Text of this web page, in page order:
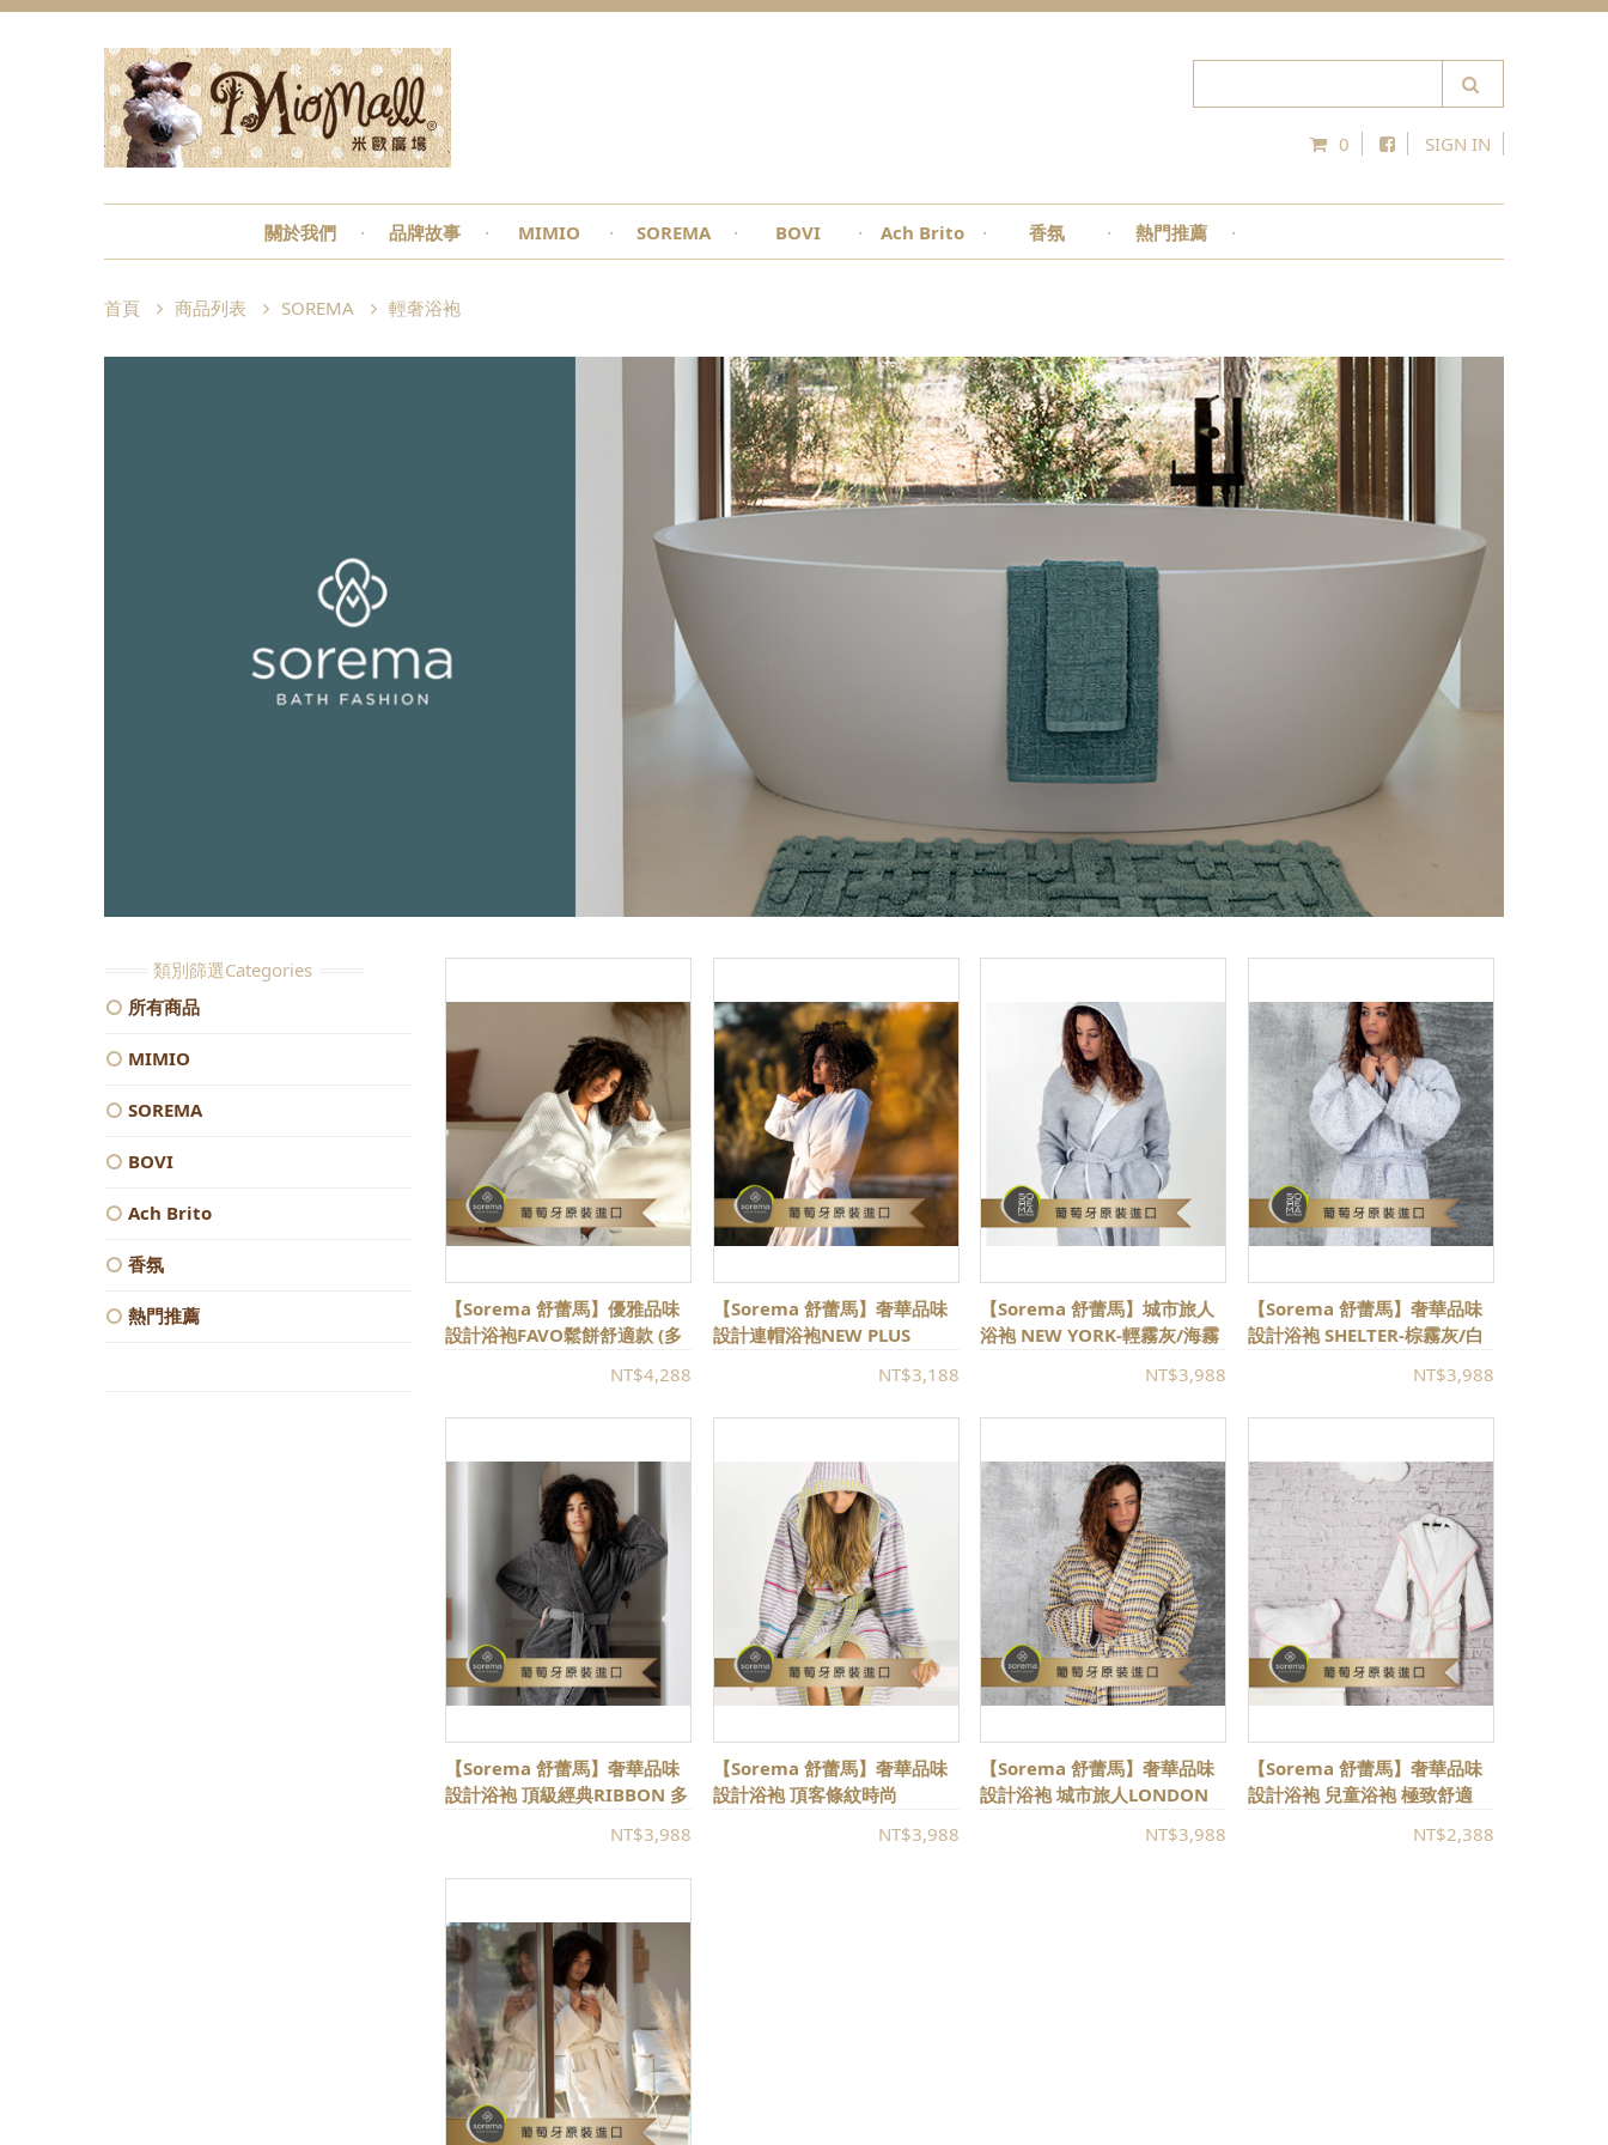
0 SIGN IN
關於我們 品牌故事 MIMIO SOREMA BOVI Ach Brito 香氛 熱門推薦
首頁 商品列表 SOREMA 輕奢浴袍
類別篩選Categories
所有商品
MIMIO
SOREMA
BOVI
Ach Brito
香氛
熱門推薦
【Sorema 舒蕾馬】優雅品味
設計浴袍FAVO鬆餅舒適款 (多
NT$4,288
【Sorema 舒蕾馬】奢華品味
設計連帽浴袍NEW PLUS
NT$3,188
【Sorema 舒蕾馬】城市旅人
浴袍 NEW YORK-輕霧灰/海霧
NT$3,988
【Sorema 舒蕾馬】奢華品味
設計浴袍 SHELTER-棕霧灰/白
NT$3,988
【Sorema 舒蕾馬】奢華品味
設計浴袍 頂級經典RIBBON 多
NT$3,988
【Sorema 舒蕾馬】奢華品味
設計浴袍 頂客條紋時尚
NT$3,988
【Sorema 舒蕾馬】奢華品味
設計浴袍 城市旅人LONDON
NT$3,988
【Sorema 舒蕾馬】奢華品味
設計浴袍 兒童浴袍 極致舒適
NT$2,388